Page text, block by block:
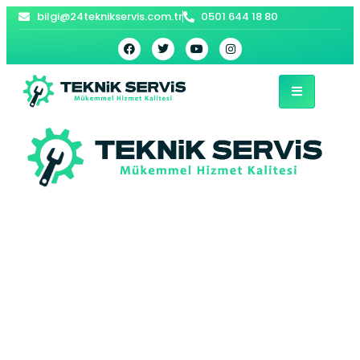
bilgi@24teknikservis.com.tr 0501 644 18 80